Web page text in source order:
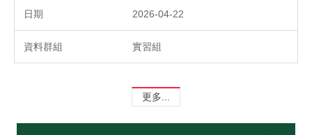
2026-04-22
實習組
更多...